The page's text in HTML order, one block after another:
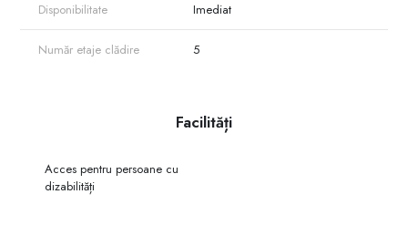
Disponibilitate Imediat
Număr etaje clădire 5
Facilități
Acces pentru persoane cu
dizabilități